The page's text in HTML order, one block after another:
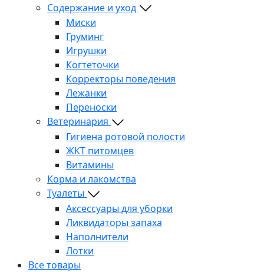
Содержание и уход
Миски
Груминг
Игрушки
Когтеточки
Корректоры поведения
Лежанки
Переноски
Ветеринария
Гигиена ротовой полости
ЖКТ питомцев
Витамины
Корма и лакомства
Туалеты
Аксессуары для уборки
Ликвидаторы запаха
Наполнители
Лотки
Все товары